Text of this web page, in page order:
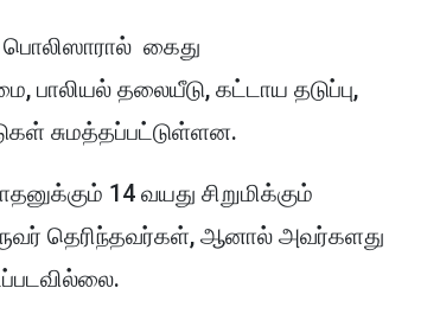
கைது
பாலியல் தலையீடு, கட்டாய தடுப்பு,
சுமத்தப்பட்டுள்ளன.
14 வயது சிறுமிக்கும்
தெரிந்தவர்கள், ஆனால் அவர்களது